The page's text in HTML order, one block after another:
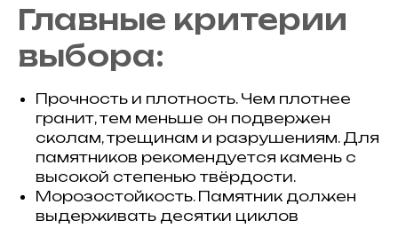
Главные критерии
выбора:
Прочность и плотность. Чем плотнее
гранит, тем меньше он подвержен
сколам, трещинам и разрушениям. Для
памятников рекомендуется камень с
высокой степенью твёрдости.
Морозостойкость. Памятник должен
выдерживать десятки циклов